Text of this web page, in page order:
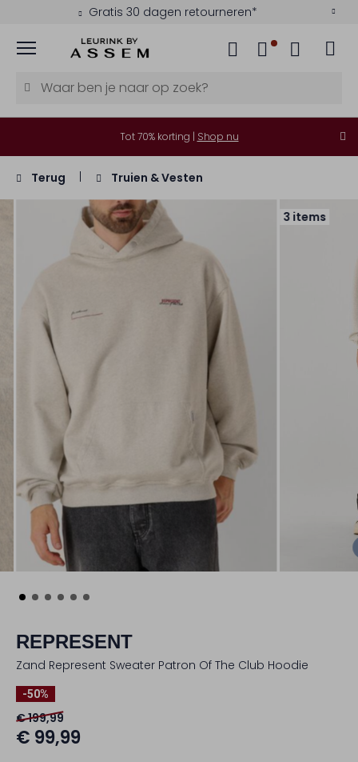
Gratis 30 dagen retourneren*
Menu
Tot 70% korting | Shop nu
Terug Truien & Vesten
3 items
REPRESENT
Zand Represent Sweater Patron Of The Club Hoodie
-50%
€ 199,99
€ 99,99